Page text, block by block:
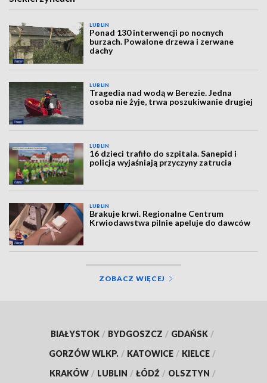
LUBLIN
Ponad 130 interwencji po nocnych
burzach. Powalone drzewa i zerwane
dachy
LUBLIN
Tragedia nad wodą w Berezie. Jedna
osoba nie żyje, trwa poszukiwanie drugiej
LUBLIN
16 dzieci trafiło do szpitala. Sanepid i
policja wyjaśniają przyczyny zatrucia
LUBLIN
Brakuje krwi. Regionalne Centrum
Krwiodawstwa pilnie apeluje do dawców
ZOBACZ WIĘCEJ
BIAŁYSTOK / BYDGOSZCZ / GDAŃSK /
GORZÓW WLKP. / KATOWICE / KIELCE /
KRAKÓW / LUBLIN / ŁÓDŹ / OLSZTYN /